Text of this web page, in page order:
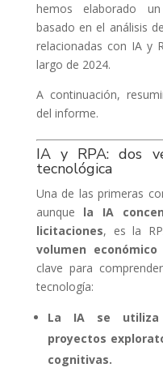
hemos elaborado
basado en el análisis
relacionadas con IA y
largo de 2024.
A continuación,
del informe.
IA y RPA: dos
tecnológica
Una de las primeras
aunque la IA
licitaciones, es la
volumen
clave para
tecnología:
La IA se
proyectos
cognitivas.